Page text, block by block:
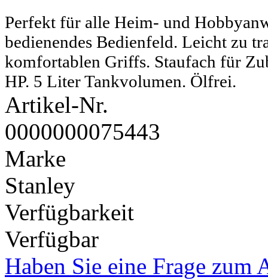
Perfekt für alle Heim- und
bedienendes Bedienfeld. Leicht zu
komfortablen Griffs. Staufach für
HP. 5 Liter Tankvolumen. Ölfrei.
Artikel-Nr.
0000000075443
Marke
Stanley
Verfügbarkeit
Verfügbar
Haben Sie eine Frage zum